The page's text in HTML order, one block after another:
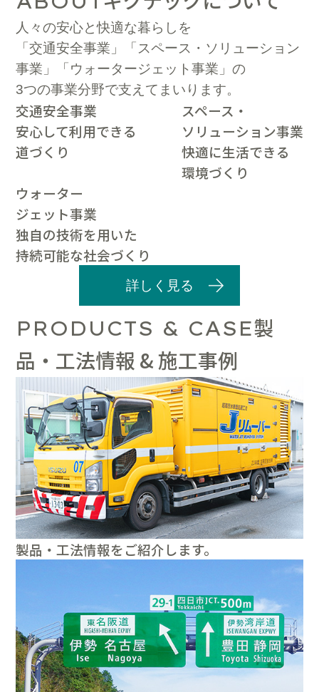
人々の安心と快適な暮らしを
「交通安全事業」「スペース・ソリューション
事業」「ウォータージェット事業」の
3つの事業分野で支えてまいります。
交通安全事業
安心して利用できる
道づくり
スペース・
ソリューション事業
快適に生活できる
環境づくり
ウォーター
ジェット事業
独自の技術を用いた
持続可能な社会づくり
詳しく見る
PRODUCTS & CASE製
品・工法情報 & 施工事例
製品・工法情報をご紹介します。